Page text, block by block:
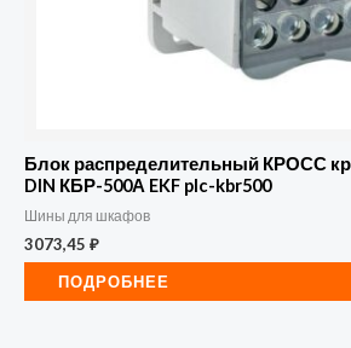
Блок распределительный КРОСС
DIN КБР-500А EKF plc-kbr500
Шины для шкафов
3073,45 ₽
ПОДРОБНЕЕ